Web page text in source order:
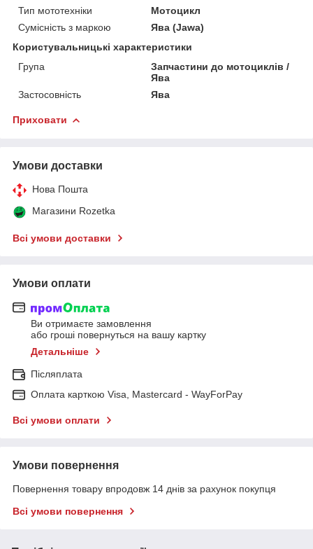
Тип мототехніки
Мотоцикл
Сумісність з маркою
Ява (Jawa)
Користувальницькі характеристики
Група
Запчастини до мотоциклів /
Ява
Застосовність
Ява
Приховати
Умови доставки
Нова Пошта
Магазини Rozetka
Всі умови доставки
Умови оплати
Ви отримаєте замовлення
або гроші повернуться на вашу картку
Детальніше
Післяплата
Оплата карткою Visa, Mastercard - WayForPay
Всі умови оплати
Умови повернення
Повернення товару впродовж 14 днів за рахунок покупця
Всі умови повернення